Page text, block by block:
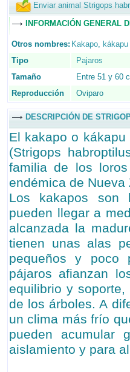
Enviar animal Strigops
INFORMACIÓN
Otros nombres: Kakapo, kákapu
Tipo
Pajaros
Tamaño
Entre 51 y 60
Reproducción
Oviparo
DESCRIPCIÓN DE
El kakapo o
(Strigops
familia de los
endémica de Nueva
Los kakapos son
pueden llegar a
alcanzada la
tienen unas alas
pequeños y poco
pájaros afianzan
equilibrio y
de los árboles. A
un clima más frío
pueden acumular
aislamiento y para